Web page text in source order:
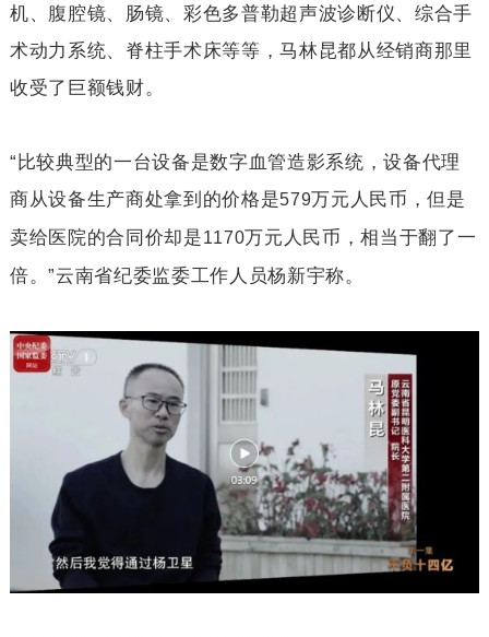
机、腹腔镜、肠镜、彩色多普勒超声波诊断仪、综合手
术动力系统、脊柱手术床等等，马林昆都从经销商那里
收受了巨额钱财。
“比较典型的一台设备是数字血管造影系统，设备代理
商从设备生产商处拿到的价格是579万元人民币，但是
卖给医院的合同价却是1170万元人民币，相当于翻了一
倍。”云南省纪委监委工作人员杨新宇称。